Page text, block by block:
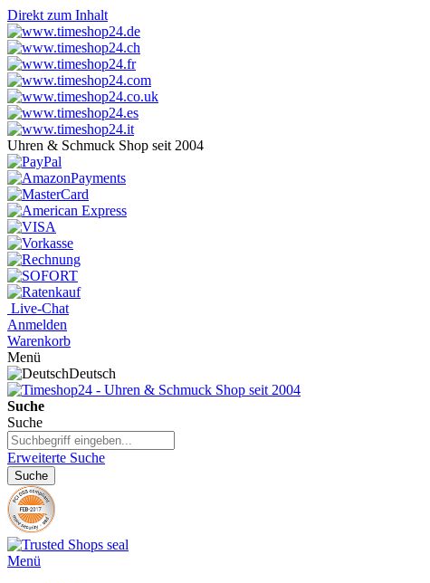
Direkt zum Inhalt
Uhren & Schmuck Shop seit 2004
Live-Chat
Anmelden
Warenkorb
Menü
Deutsch
Suche
Suche
Erweiterte Suche
Suche
Menü